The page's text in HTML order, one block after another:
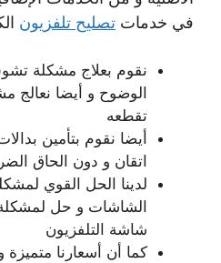
في خدمات تصليح تلفزيون
نقوم بعلاج مشكلة
الوضوح و أيضا نعالج
تقطعه
أيضا نقوم بتأمين
اتقان و دون الحاق
لدينا الحل القوي
الشاشات و حل
شاشة التلفزيون
كما أن أسعارنا